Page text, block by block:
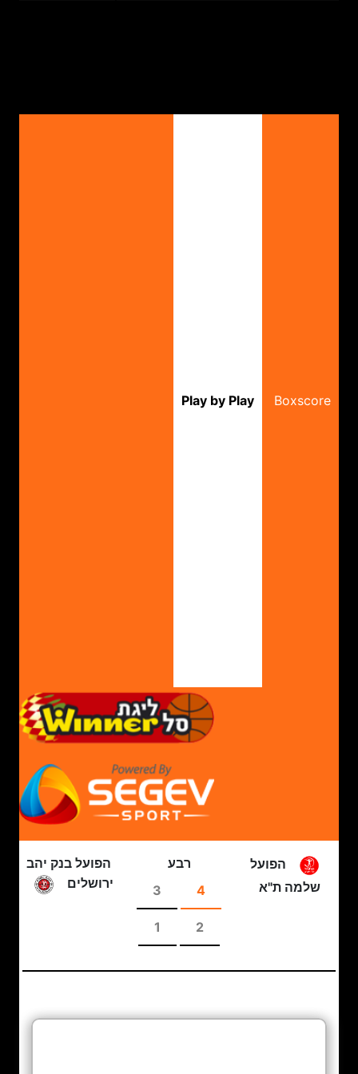
Boxscore
Play by Play
הפועל
שלמה ת"א
רבע
4
3
2
1
הפועל בנק יהב
ירושלים